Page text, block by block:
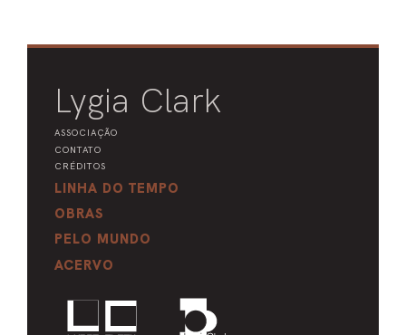
Lygia Clark
ASSOCIAÇÃO
CONTATO
CRÉDITOS
LINHA DO TEMPO
OBRAS
PELO MUNDO
ACERVO